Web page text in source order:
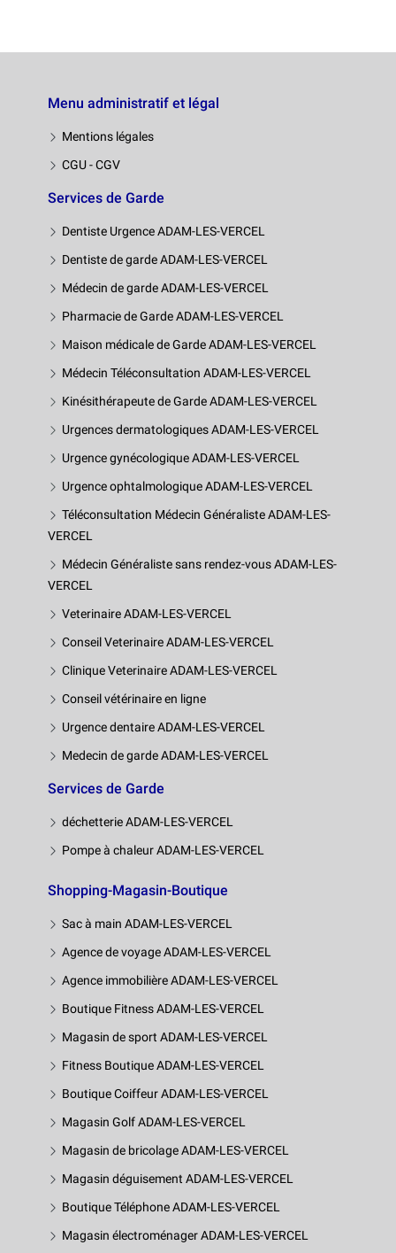
Menu administratif et légal
Mentions légales
CGU - CGV
Services de Garde
Dentiste Urgence ADAM-LES-VERCEL
Dentiste de garde ADAM-LES-VERCEL
Médecin de garde ADAM-LES-VERCEL
Pharmacie de Garde ADAM-LES-VERCEL
Maison médicale de Garde ADAM-LES-VERCEL
Médecin Téléconsultation ADAM-LES-VERCEL
Kinésithérapeute de Garde ADAM-LES-VERCEL
Urgences dermatologiques ADAM-LES-VERCEL
Urgence gynécologique ADAM-LES-VERCEL
Urgence ophtalmologique ADAM-LES-VERCEL
Téléconsultation Médecin Généraliste ADAM-LES-
VERCEL
Médecin Généraliste sans rendez-vous ADAM-LES-
VERCEL
Veterinaire ADAM-LES-VERCEL
Conseil Veterinaire ADAM-LES-VERCEL
Clinique Veterinaire ADAM-LES-VERCEL
Conseil vétérinaire en ligne
Urgence dentaire ADAM-LES-VERCEL
Medecin de garde ADAM-LES-VERCEL
Services de Garde
déchetterie ADAM-LES-VERCEL
Pompe à chaleur ADAM-LES-VERCEL
Shopping-Magasin-Boutique
Sac à main ADAM-LES-VERCEL
Agence de voyage ADAM-LES-VERCEL
Agence immobilière ADAM-LES-VERCEL
Boutique Fitness ADAM-LES-VERCEL
Magasin de sport ADAM-LES-VERCEL
Fitness Boutique ADAM-LES-VERCEL
Boutique Coiffeur ADAM-LES-VERCEL
Magasin Golf ADAM-LES-VERCEL
Magasin de bricolage ADAM-LES-VERCEL
Magasin déguisement ADAM-LES-VERCEL
Boutique Téléphone ADAM-LES-VERCEL
Magasin électroménager ADAM-LES-VERCEL